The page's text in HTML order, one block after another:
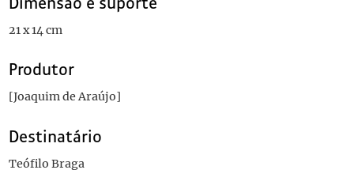
21 x 14 cm
Produtor
[Joaquim de Araújo]
Destinatário
Teófilo Braga